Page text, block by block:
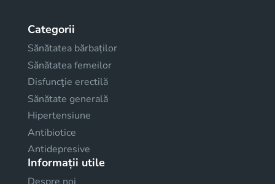
Categorii
Sănătatea bărbaților
Sănătatea femeilor
Disfuncţie erectilă
Sănătate generală
Hipertensiune
Antibiotice
Antidepresive
Informații utile